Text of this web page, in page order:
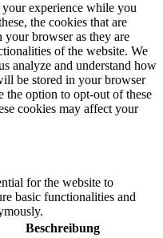
experience while you
the cookies that are
your browser as they are
of the website. We
analyze and understand how
be stored in your browser
the option to opt-out of these
cookies may affect your
for the website to
basic functionalities and
Beschreibung